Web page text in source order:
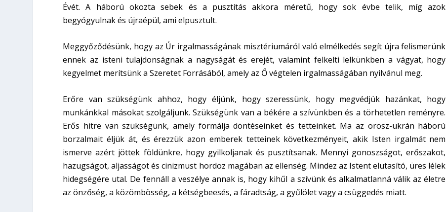
Évét. A háború okozta sebek és a pusztítás akkora méretű, hogy sok évbe telik, míg azok
begyógyulnak és újraépül, ami elpusztult.
Meggyőződésünk, hogy az Úr irgalmasságának misztériumáról való elmélkedés segít újra felismerünk
ennek az isteni tulajdonságnak a nagyságát és erejét, valamint felkelti lelkünkben a vágyat, hogy
kegyelmet merítsünk a Szeretet Forrásából, amely az Ő végtelen irgalmasságában nyilvánul meg.
Erőre van szükségünk ahhoz, hogy éljünk, hogy szeressünk, hogy megvédjük hazánkat, hogy
munkánkkal másokat szolgáljunk. Szükségünk van a békére a szívünkben és a törhetetlen reményre.
Erős hitre van szükségünk, amely formálja döntéseinket és tetteinket. Ma az orosz-ukrán háború
borzalmait éljük át, és érezzük azon emberek tetteinek következményeit, akik Isten irgalmát nem
ismerve azért jöttek földünkre, hogy gyilkoljanak és pusztítsanak. Mennyi gonoszságot, erőszakot,
hazugságot, aljasságot és cinizmust hordoz magában az ellenség. Mindez az Istent elutasító, üres lélek
hidegségére utal. De fennáll a veszélye annak is, hogy kihűl a szívünk és alkalmatlanná válik az életre
az önzőség, a közömbösség, a kétségbeesés, a fáradtság, a gyűlölet vagy a csüggedés miatt.